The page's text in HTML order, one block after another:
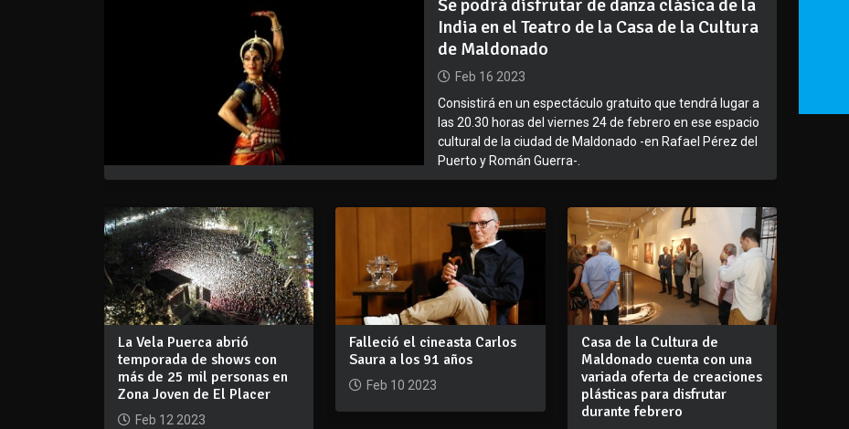
Se podrá disfrutar de danza clásica de la
India en el Teatro de la Casa de la Cultura
de Maldonado
Feb 16 2023
Consistirá en un espectáculo gratuito que tendrá lugar a
las 20.30 horas del viernes 24 de febrero en ese espacio
cultural de la ciudad de Maldonado -en Rafael Pérez del
Puerto y Román Guerra-.
La Vela Puerca abrió
temporada de shows con
más de 25 mil personas en
Zona Joven de El Placer
Feb 12 2023
Falleció el cineasta Carlos
Saura a los 91 años
Feb 10 2023
Casa de la Cultura de
Maldonado cuenta con una
variada oferta de creaciones
plásticas para disfrutar
durante febrero